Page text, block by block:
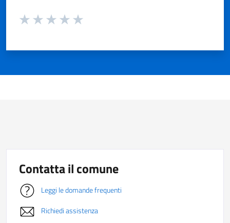
Valuta da 1 a 5 stelle la pagina
Contatta il comune
Leggi le domande frequenti
Richiedi assistenza